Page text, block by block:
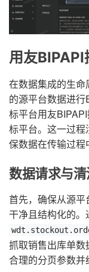
用友
在数据集成的生
的源平台数据进
标平台用友
标平台。这一过
保数据在传输过程
数据请求与
首先，确保从源平
干净且结构化的。
抓取销售出库单
合理的分页参数并